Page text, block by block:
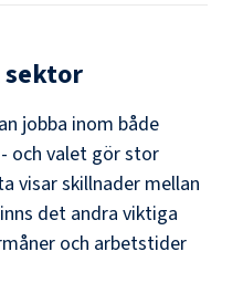
jobba inom både
och valet gör stor
visar skillnader mellan
det andra viktiga
och arbetstider